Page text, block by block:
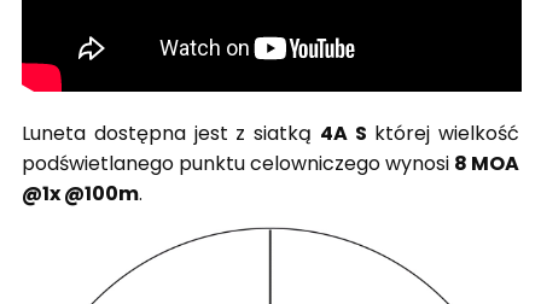
Luneta dostępna jest z siatką 4A S której wielkość
podświetlanego punktu celowniczego wynosi 8 MOA
@1x @100m.